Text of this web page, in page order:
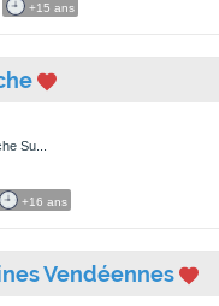
+15 ans
Su...
+16 ans
Vendéennes